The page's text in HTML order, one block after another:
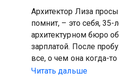
Архитектор Лиза
помнит, – это себя,
архитектурном бюро
зарплатой. После
все, о чем она когда-
прошло пять лет? Это
Читать дальше